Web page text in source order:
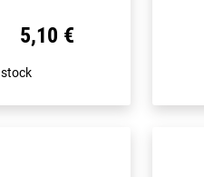
5,10 €